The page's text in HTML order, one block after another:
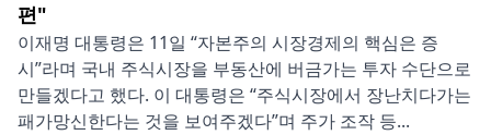
편"
이재명 대통령은 11일 “자본주의 시장경제의 핵심은 증
시”라며 국내 주식시장을 부동산에 버금가는 투자 수단으로
만들겠다고 했다. 이 대통령은 “주식시장에서 장난치다가는
패가망신한다는 것을 보여주겠다”며 주가 조작 등...